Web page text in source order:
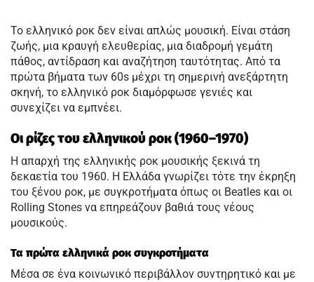
Το ελληνικό ροκ δεν είναι απλώς μουσική. Είναι στάση
ζωής, μια κραυγή ελευθερίας, μια διαδρομή γεμάτη
πάθος, αντίδραση και αναζήτηση ταυτότητας. Από τα
πρώτα βήματα των 60s μέχρι τη σημερινή ανεξάρτητη
σκηνή, το ελληνικό ροκ διαμόρφωσε γενιές και
συνεχίζει να εμπνέει.
Οι ρίζες του ελληνικού ροκ (1960–1970)
Η απαρχή της ελληνικής ροκ μουσικής ξεκινά τη
δεκαετία του 1960. Η Ελλάδα γνωρίζει τότε την έκρηξη
του ξένου ροκ, με συγκροτήματα όπως οι Beatles και οι
Rolling Stones να επηρεάζουν βαθιά τους νέους
μουσικούς.
Τα πρώτα ελληνικά ροκ συγκροτήματα
Μέσα σε ένα κοινωνικό περιβάλλον συντηρητικό και με